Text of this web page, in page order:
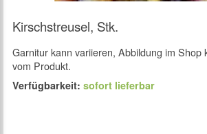
Kirschstreusel, Stk.
Garnitur kann variieren, Abbildung im Shop
vom Produkt.
Verfügbarkeit: sofort lieferbar